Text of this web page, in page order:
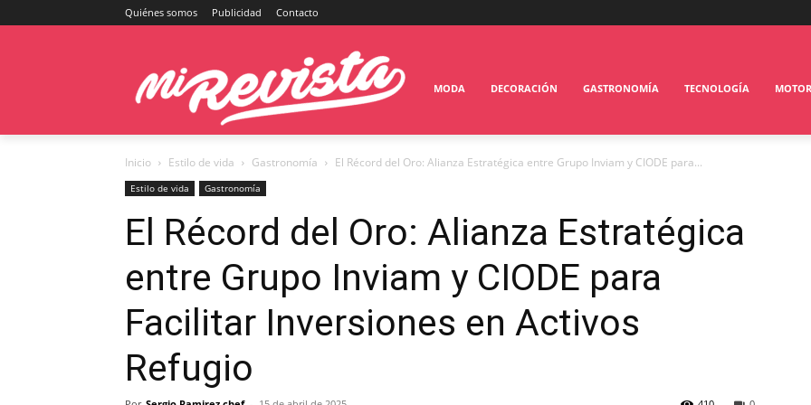
Quiénes somos Publicidad Contacto
MODA DECORACIÓN GASTRONOMÍA TECNOLOGÍA MOTOR
Inicio Estilo de vida Gastronomía El Récord del Oro: Alianza Estratégica entre Grupo Inviam y CIODE para...
Estilo de vida Gastronomía
El Récord del Oro: Alianza Estratégica
entre Grupo Inviam y CIODE para
Facilitar Inversiones en Activos
Refugio